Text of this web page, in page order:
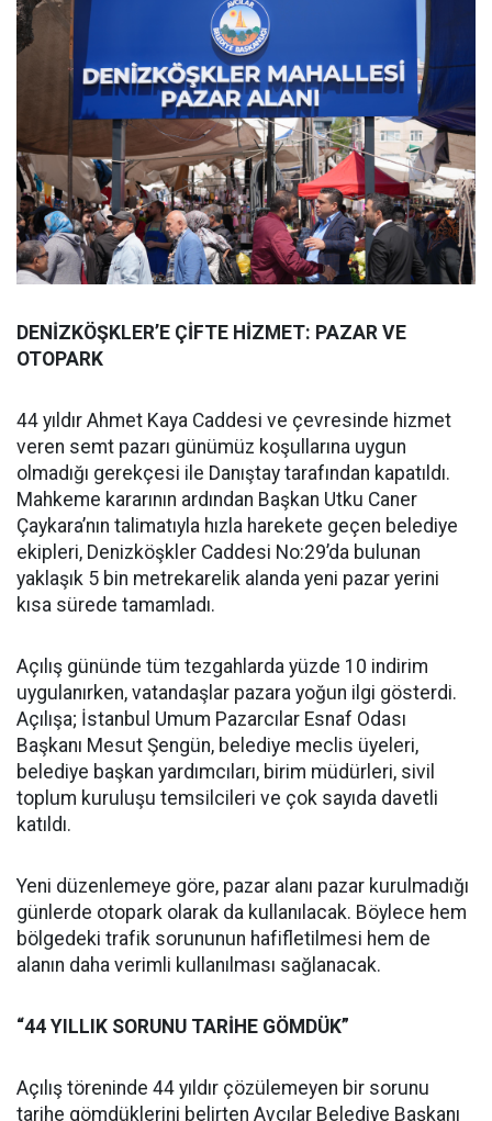
DENİZKÖŞKLER’E ÇİFTE HİZMET: PAZAR VE
OTOPARK
44 yıldır Ahmet Kaya Caddesi ve çevresinde hizmet
veren semt pazarı günümüz koşullarına uygun
olmadığı gerekçesi ile Danıştay tarafından kapatıldı.
Mahkeme kararının ardından Başkan Utku Caner
Çaykara’nın talimatıyla hızla harekete geçen belediye
ekipleri, Denizköşkler Caddesi No:29’da bulunan
yaklaşık 5 bin metrekarelik alanda yeni pazar yerini
kısa sürede tamamladı.
Açılış gününde tüm tezgahlarda yüzde 10 indirim
uygulanırken, vatandaşlar pazara yoğun ilgi gösterdi.
Açılışa; İstanbul Umum Pazarcılar Esnaf Odası
Başkanı Mesut Şengün, belediye meclis üyeleri,
belediye başkan yardımcıları, birim müdürleri, sivil
toplum kuruluşu temsilcileri ve çok sayıda davetli
katıldı.
Yeni düzenlemeye göre, pazar alanı pazar kurulmadığı
günlerde otopark olarak da kullanılacak. Böylece hem
bölgedeki trafik sorununun hafifletilmesi hem de
alanın daha verimli kullanılması sağlanacak.
“44 YILLIK SORUNU TARİHE GÖMDÜK”
Açılış töreninde 44 yıldır çözülemeyen bir sorunu
tarihe gömdüklerini belirten Avcılar Belediye Başkanı